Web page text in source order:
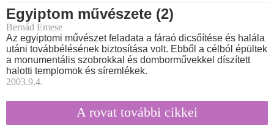
Egyiptom művészete (2)
Bernád Emese
Az egyiptomi művészet feladata a fáraó dicsőítése és halála
utáni továbbélésének biztosítása volt. Ebből a célból épültek
a monumentális szobrokkal és domborművekkel díszített
halotti templomok és síremlékek.
2003.9.4.
A rovat további cikkei